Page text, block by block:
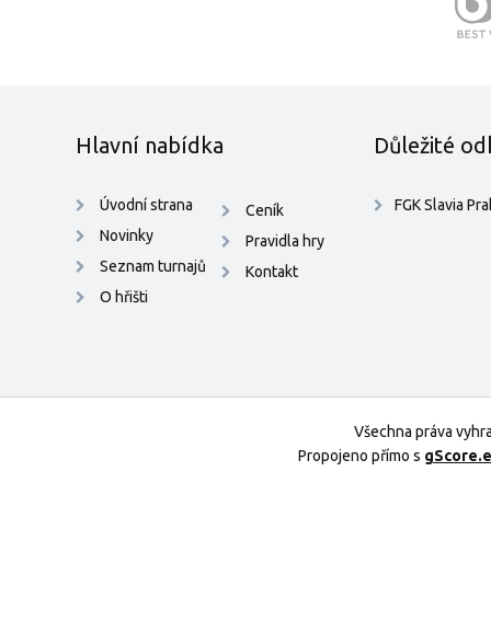
Hlavní nabídka
Úvodní strana
Novinky
Seznam turnajů
O hřišti
Ceník
Pravidla hry
Kontakt
Důležité
FGK Slavia
Všechna práva
Propojeno přímo s